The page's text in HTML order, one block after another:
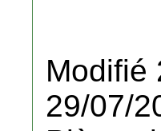
Modifié
29/07/